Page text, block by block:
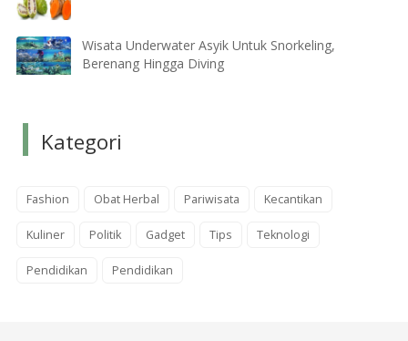
Wisata Underwater Asyik Untuk Snorkeling,
Berenang Hingga Diving
Kategori
Fashion Obat Herbal Pariwisata Kecantikan
Kuliner Politik Gadget Tips Teknologi
Pendidikan Pendidikan